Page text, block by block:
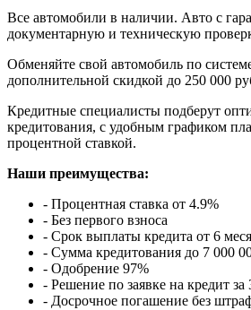
Все автомобили в наличии. Авто с
документарную и техническую
Обменяйте свой автомобиль по
дополнительной скидкой до 250 000
Кредитные специалисты подберут
кредитования, с удобным графиком
процентной ставкой.
Наши преимущества:
- Процентная ставка от 4.9%
- Без первого взноса
- Срок выплаты кредита от 6
- Сумма кредитования до 7 000
- Одобрение 97%
- Решение по заявке на кредит
- Досрочное погашение без